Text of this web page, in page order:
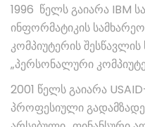
1996 წელს გაიარა IBM
ინფორმატიკის
კომპიუტერის
„პერსონალური
2001 წელს გაიარა
პროფესიული